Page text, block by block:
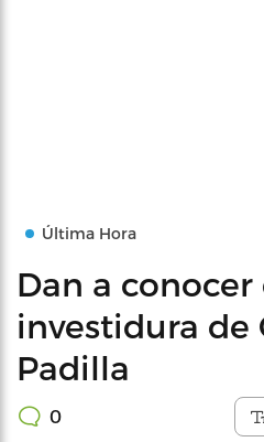
Última Hora
Dan a
investidura de
Padilla
0